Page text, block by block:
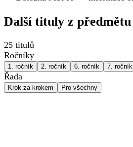
Další tituly z předmětu
25 titulů
Ročníky
1. ročník 2. ročník 6. ročník 7. ročník
Řada
Krok za krokem Pro všechny